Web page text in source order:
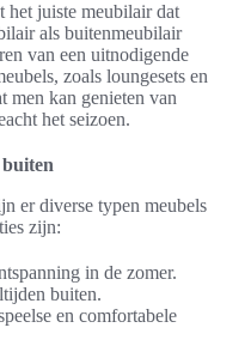
het juiste meubilair dat
als buitenmeubilair
van een uitnodigende
zoals loungesets en
men kan genieten van
het seizoen.
er diverse typen meubels
zijn:
in de zomer.
buiten.
en comfortabele